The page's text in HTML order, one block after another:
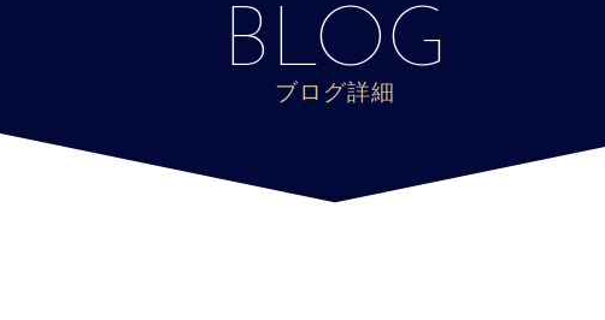
BLOG
ブログ詳細